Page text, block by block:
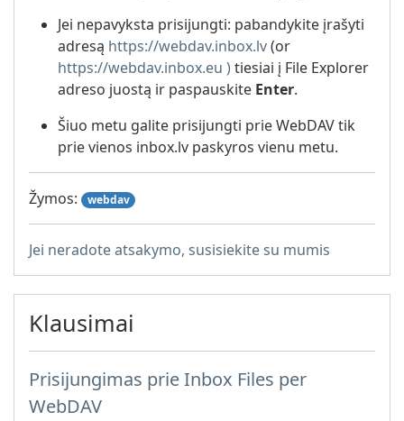
Jei nepavyksta prisijungti: pabandykite įrašyti
adresą https://webdav.inbox.lv(or
https://webdav.inbox.eu ) tiesiai į File Explorer
adreso juostą ir paspauskite Enter.
Šiuo metu galite prisijungti prie WebDAV tik
prie vienos inbox.lv paskyros vienu metu.
Žymos: webdav
Jei neradote atsakymo, susisiekite su mumis
Klausimai
Prisijungimas prie Inbox Files per
WebDAV